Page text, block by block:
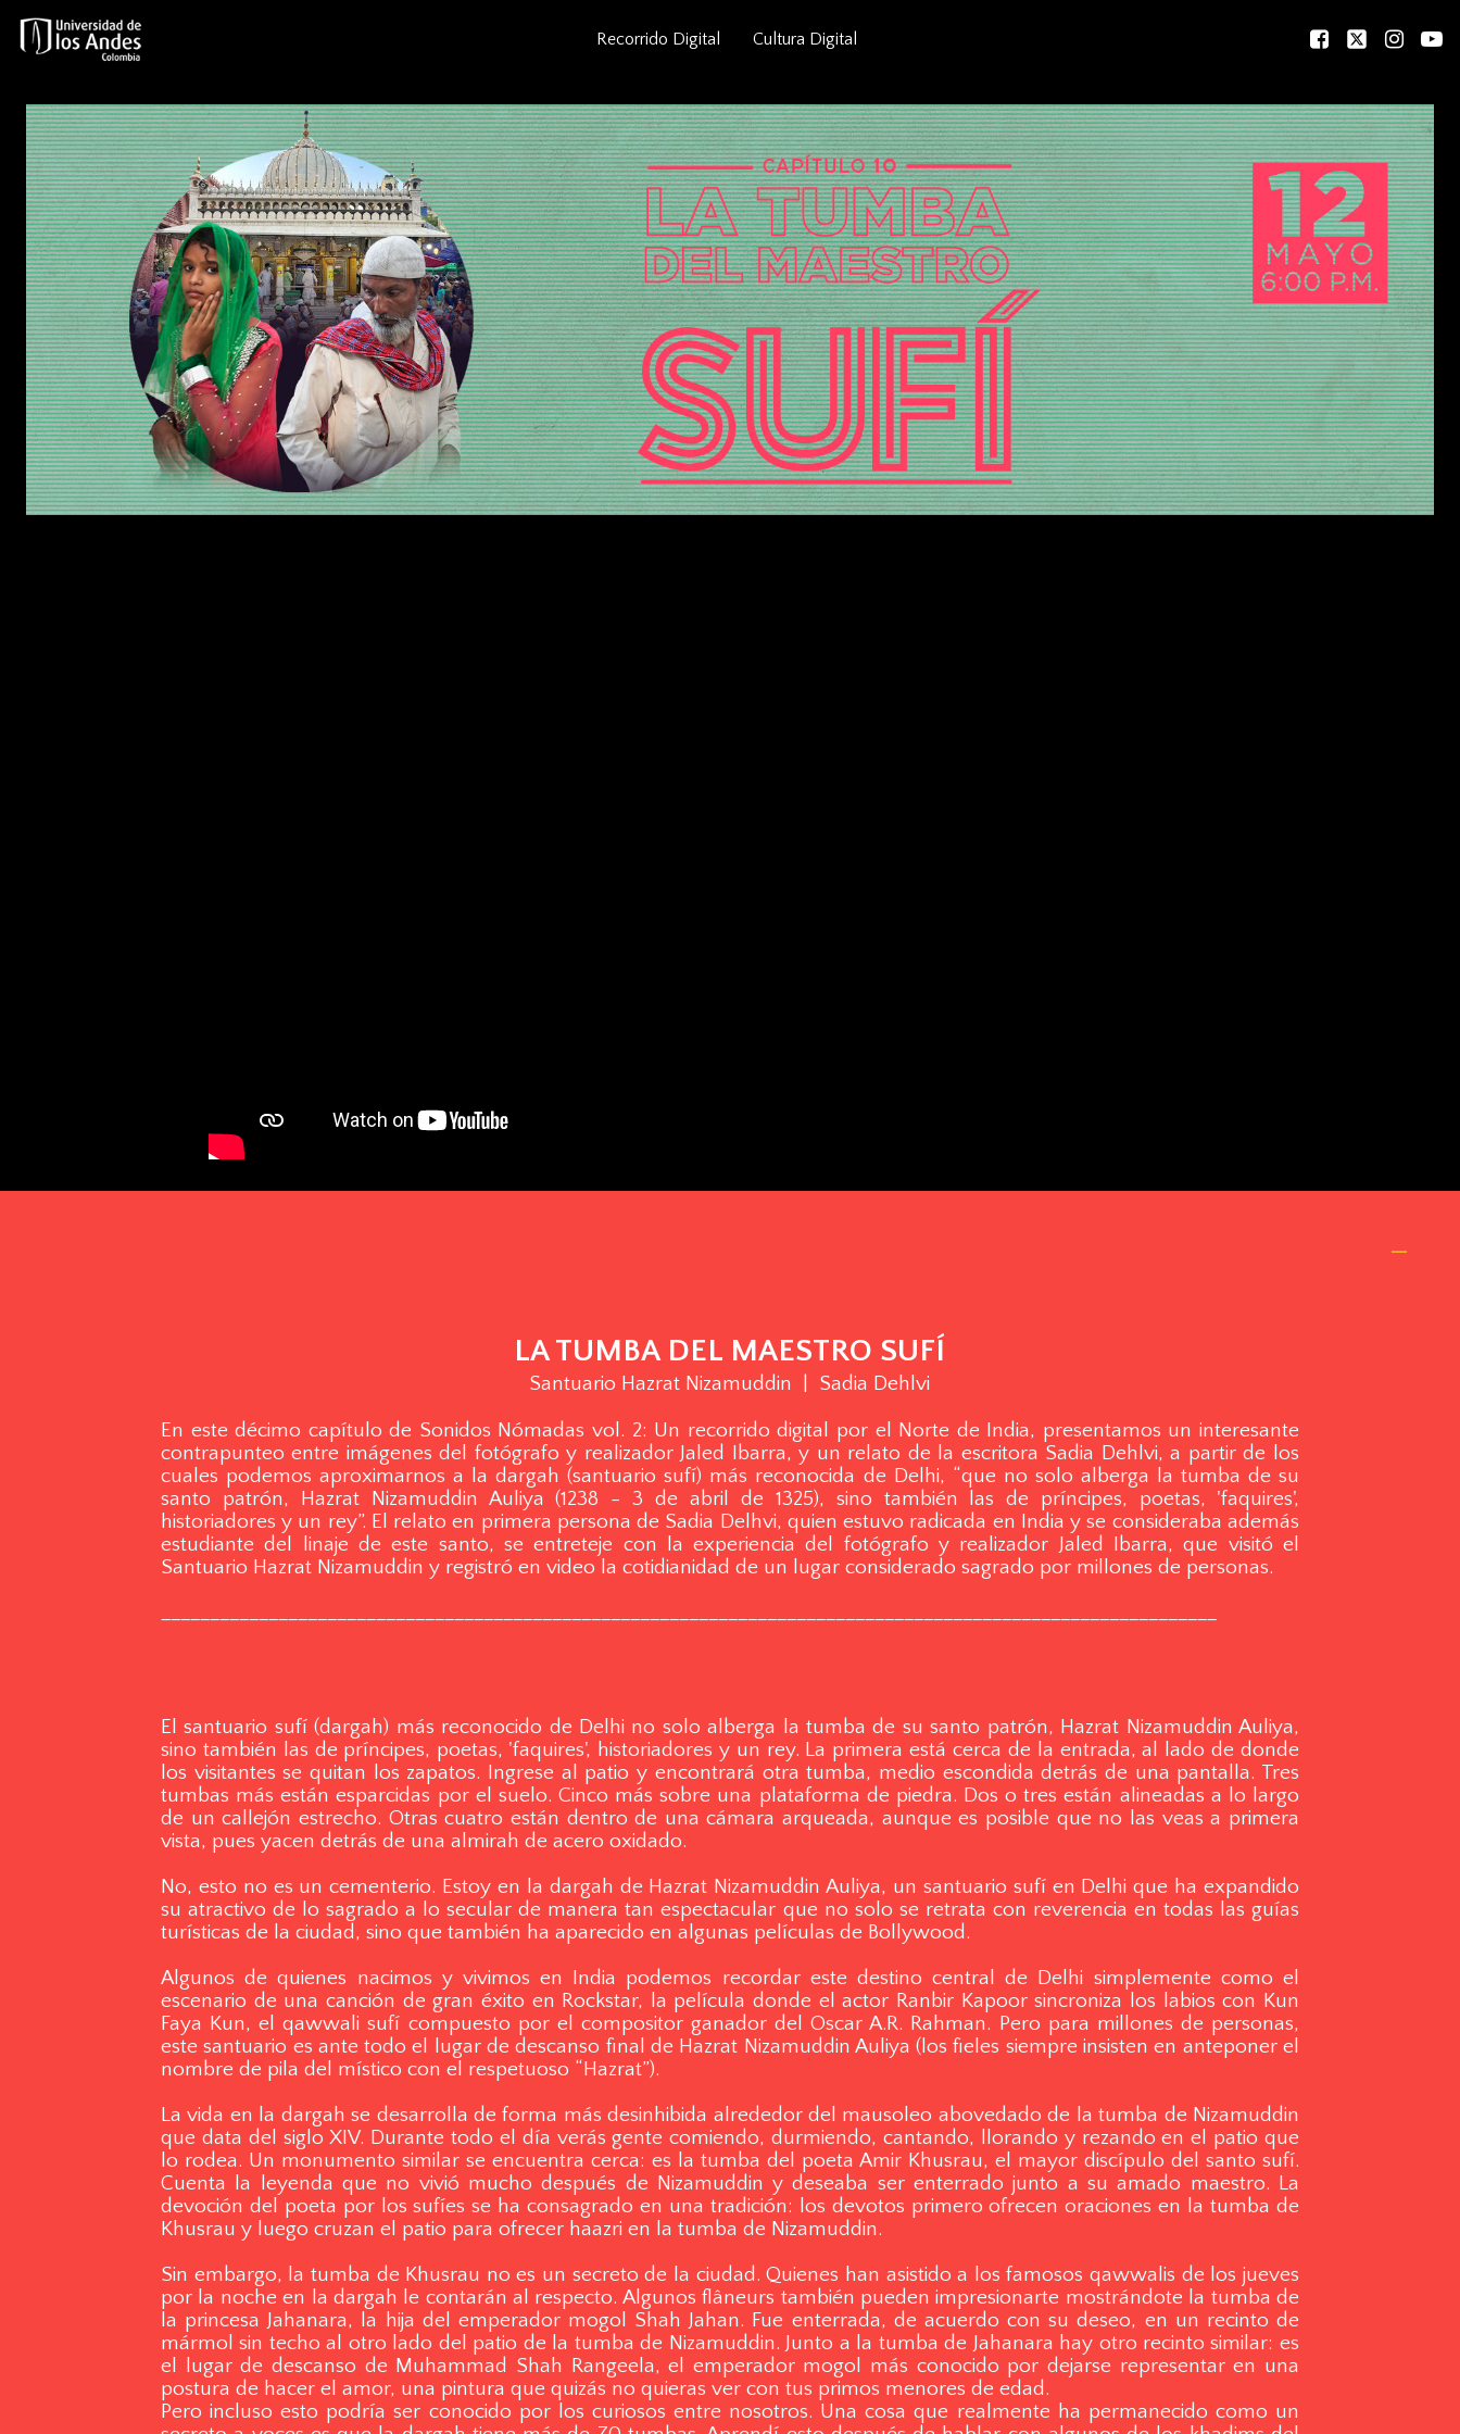
Recorrido Digital Cultura Digital
LA TUMBA DEL MAESTRO SUFÍ
Santuario Hazrat Nizamuddin | Sadia Dehlvi
En este décimo capítulo de Sonidos Nómadas vol. 2: Un recorrido digital por el Norte de India, presentamos un interesante
contrapunteo entre imágenes del fotógrafo y realizador Jaled Ibarra, y un relato de la escritora Sadia Dehlvi, a partir de los
cuales podemos aproximarnos a la dargah (santuario sufí) más reconocida de Delhi, “que no solo alberga la tumba de su
santo patrón, Hazrat Nizamuddin Auliya (1238 - 3 de abril de 1325), sino también las de príncipes, poetas, 'faquires',
historiadores y un rey”. El relato en primera persona de Sadia Delhvi, quien estuvo radicada en India y se consideraba además
estudiante del linaje de este santo, se entreteje con la experiencia del fotógrafo y realizador Jaled Ibarra, que visitó el
Santuario Hazrat Nizamuddin y registró en video la cotidianidad de un lugar considerado sagrado por millones de personas.
El santuario sufí (dargah) más reconocido de Delhi no solo alberga la tumba de su santo patrón, Hazrat Nizamuddin Auliya,
sino también las de príncipes, poetas, 'faquires', historiadores y un rey. La primera está cerca de la entrada, al lado de donde
los visitantes se quitan los zapatos. Ingrese al patio y encontrará otra tumba, medio escondida detrás de una pantalla. Tres
tumbas más están esparcidas por el suelo. Cinco más sobre una plataforma de piedra. Dos o tres están alineadas a lo largo
de un callejón estrecho. Otras cuatro están dentro de una cámara arqueada, aunque es posible que no las veas a primera
vista, pues yacen detrás de una almirah de acero oxidado.
No, esto no es un cementerio. Estoy en la dargah de Hazrat Nizamuddin Auliya, un santuario sufí en Delhi que ha expandido
su atractivo de lo sagrado a lo secular de manera tan espectacular que no solo se retrata con reverencia en todas las guías
turísticas de la ciudad, sino que también ha aparecido en algunas películas de Bollywood.
Algunos de quienes nacimos y vivimos en India podemos recordar este destino central de Delhi simplemente como el
escenario de una canción de gran éxito en Rockstar, la película donde el actor Ranbir Kapoor sincroniza los labios con Kun
Faya Kun, el qawwali sufí compuesto por el compositor ganador del Oscar A.R. Rahman. Pero para millones de personas,
este santuario es ante todo el lugar de descanso final de Hazrat Nizamuddin Auliya (los fieles siempre insisten en anteponer el
nombre de pila del místico con el respetuoso “Hazrat”).
La vida en la dargah se desarrolla de forma más desinhibida alrededor del mausoleo abovedado de la tumba de Nizamuddin
que data del siglo XIV. Durante todo el día verás gente comiendo, durmiendo, cantando, llorando y rezando en el patio que
lo rodea. Un monumento similar se encuentra cerca: es la tumba del poeta Amir Khusrau, el mayor discípulo del santo sufí.
Cuenta la leyenda que no vivió mucho después de Nizamuddin y deseaba ser enterrado junto a su amado maestro. La
devoción del poeta por los sufíes se ha consagrado en una tradición: los devotos primero ofrecen oraciones en la tumba de
Khusrau y luego cruzan el patio para ofrecer haazri en la tumba de Nizamuddin.
Sin embargo, la tumba de Khusrau no es un secreto de la ciudad. Quienes han asistido a los famosos qawwalis de los jueves
por la noche en la dargah le contarán al respecto. Algunos flâneurs también pueden impresionarte mostrándote la tumba de
la princesa Jahanara, la hija del emperador mogol Shah Jahan. Fue enterrada, de acuerdo con su deseo, en un recinto de
mármol sin techo al otro lado del patio de la tumba de Nizamuddin. Junto a la tumba de Jahanara hay otro recinto similar: es
el lugar de descanso de Muhammad Shah Rangeela, el emperador mogol más conocido por dejarse representar en una
postura de hacer el amor, una pintura que quizás no quieras ver con tus primos menores de edad.
Pero incluso esto podría ser conocido por los curiosos entre nosotros. Una cosa que realmente ha permanecido como un